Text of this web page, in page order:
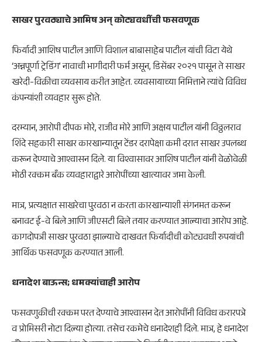
साखर पुरवठ्याचे आमिष अन् कोट्यवधींची फसवणूक
फिर्यादी आशिष पाटील आणि विशाल बाबासाहेब पाटील यांची विटा येथे
‘अन्नपूर्णा ट्रेडिंग’ नावाची भागीदारी फर्म असून, डिसेंबर २०२१ पासून ते साखर
खरेदी-विक्रीचा व्यवसाय करीत आहेत. व्यवसायाच्या निमित्ताने त्यांचे विविध
कंपन्यांशी व्यवहार सुरू होते.
दरम्यान, आरोपी दीपक मोरे, राजीव मोरे आणि अक्षय पाटील यांनी विठ्ठलराव
शिंदे सहकारी साखर कारखान्यातून टेंडर दरापेक्षा कमी दरात साखर उपलब्ध
करून देण्याचे आश्वासन दिले. या विश्वासावर आशिष पाटील यांनी वेळोवेळी
मोठी रक्कम बँक व्यवहाराद्वारे आरोपींच्या खात्यावर जमा केली.
मात्र, प्रत्यक्षात साखरेचा पुरवठा न करता कारखान्याशी संगनमत करून
बनावट ई-वे बिले आणि जीएसटी बिले तयार करण्यात आल्याचा आरोप आहे.
कागदोपत्री साखर पुरवठा झाल्याचे दाखवत फिर्यादीची कोट्यवधी रुपयांची
आर्थिक फसवणूक करण्यात आली.
धनादेश बाऊन्स; धमक्यांचाही आरोप
फसवणुकीची रक्कम परत देण्याचे आश्वासन देत आरोपींनी विविध करारपत्रे
व प्रोमिसरी नोटा दिल्या होत्या. तसेच रकमेचे धनादेशही दिले. मात्र, हे धनादेश